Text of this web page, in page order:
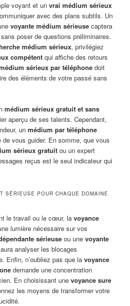
voyant et unvrai médium sérieux
avec des plans subtils. Un
voyante médium sérieuse captera
poser de questions préliminaires.
médium sérieux, privilégiez
compétent qui affiche des retours
sérieux par téléphone doit
des éléments de votre passé sans
médium sérieux gratuit et sans
aperçu de ses talents. Cependant,
unmédium par téléphone
vous guider. En somme, que vous
sérieux gratuit ou un expert
reçus est le seul indicateur qui
SÉRIEUSE POUR CHAQUE DOMAINE
le travail ou le cœur, lavoyance
lumière nécessaire sur vos
sérieuse ou unevoyante
analyser les blocages
Enfin, n’oubliez pas que lavoyance
demande une concentration
En choisissant unevoyance sure
les moyens de transformer votre